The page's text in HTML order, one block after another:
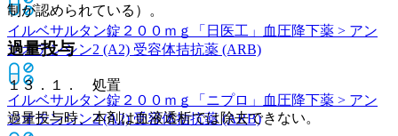
イルベサルタン錠２００ｍｇ「日医工」
血圧降下薬 > アン
ジオテンシン2 (A2) 受容体拮抗薬 (ARB)
イルベサルタン錠２００ｍｇ「ニプロ」
血圧降下薬 > アン
ジオテンシン2 (A2) 受容体拮抗薬 (ARB)
制が認められている）。
過量投与
１３．１． 処置
過量投与時、本剤は血液透析では除去できない。